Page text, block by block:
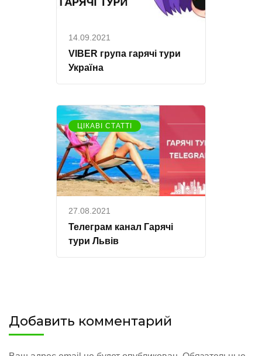
14.09.2021
VIBER група гарячі тури
Україна
ЦІКАВІ СТАТТІ
27.08.2021
Телеграм канал Гарячі
тури Львів
Добавить комментарий